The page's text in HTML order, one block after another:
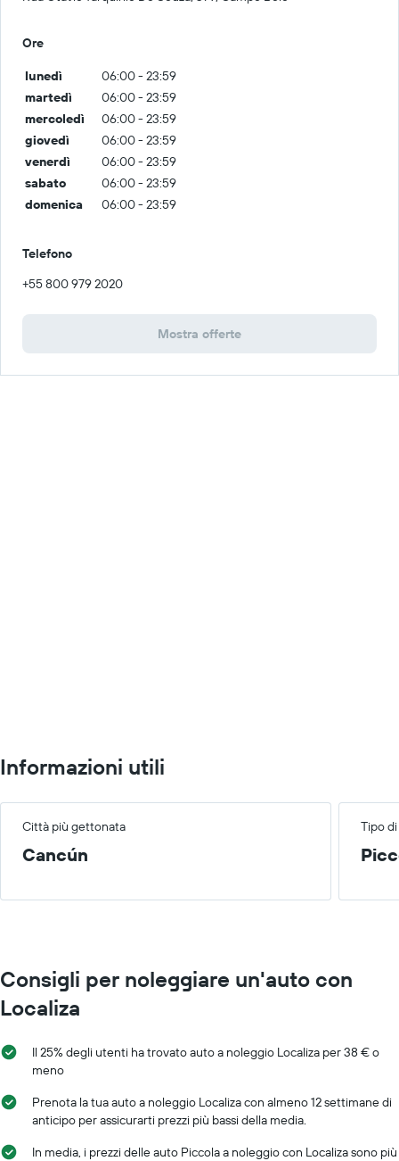
Ore
lunedì
06:00 - 23:59
martedì
06:00 - 23:59
mercoledì
06:00 - 23:59
giovedì
06:00 - 23:59
venerdì
06:00 - 23:59
sabato
06:00 - 23:59
domenica
06:00 - 23:59
Telefono
+55 800 979 2020
Mostra offerte
Informazioni utili
Città più gettonata Tipo
Cancún
Consigli per noleggiare un'auto con
Localiza
Il 25% degli utenti ha trovato auto a noleggio Localiza per 38 € o
meno
Prenota la tua auto a noleggio Localiza con almeno 12 settimane di
anticipo per assicurarti prezzi più bassi della media.
In media, i prezzi delle auto Piccola a noleggio con Localiza sono più